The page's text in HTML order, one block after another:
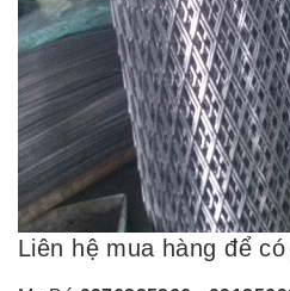
Liên hệ mua hàng để